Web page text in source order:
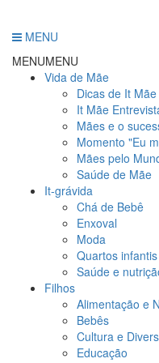
MENU
MENUMENU
Vida de Mãe
Dicas de It Mãe
It Mãe
Mães e o
Momento "Eu
Mães pelo
Saúde de Mãe
It-grávida
Chá de Bebê
Enxoval
Moda
Quartos infantis
Saúde e
Filhos
Alimentação e
Bebês
Cultura e
Educação